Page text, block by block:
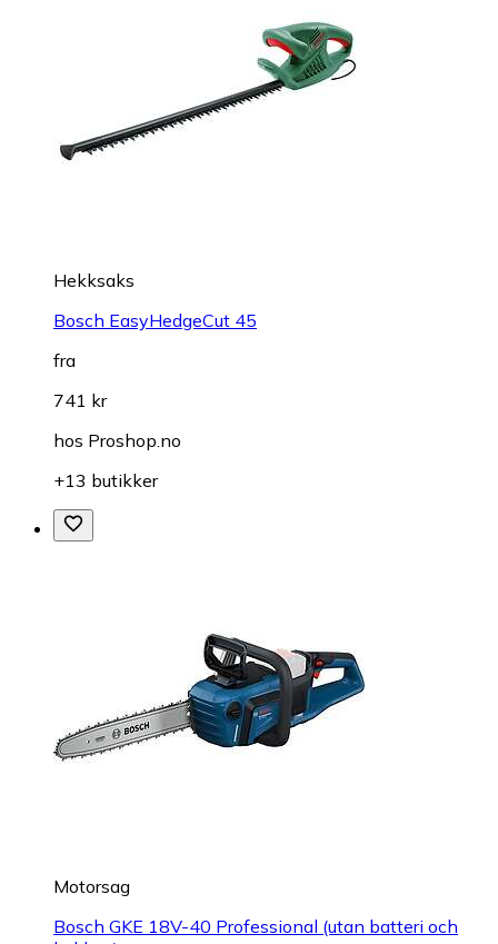
Hekksaks
Bosch EasyHedgeCut 45
fra
741 kr
hos Proshop.no
+13 butikker
Motorsag
Bosch GKE 18V-40 Professional (utan batteri och